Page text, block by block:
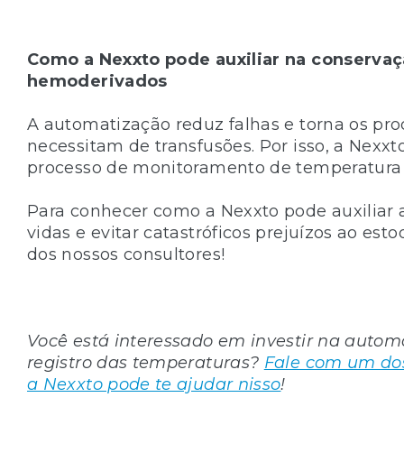
Como a Nexxto pode auxiliar na
hemoderivados
A automatização reduz falhas e torna os
necessitam de transfusões. Por isso, a
processo de monitoramento de
Para conhecer como a Nexxto pode
vidas e evitar catastróficos prejuízos ao
dos nossos consultores!
Você está interessado em investir na
registro das temperaturas? Fale com um
a Nexxto pode te ajudar nisso!